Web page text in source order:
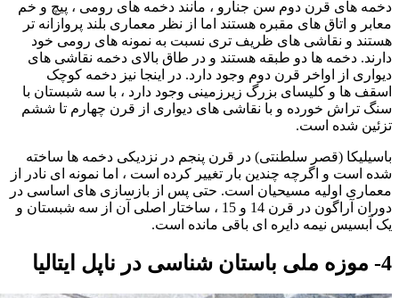
دخمه های قرن دوم سن جنارو ، مانند دخمه های رومی ، پیچ و خم
معابر و اتاق های مقبره هستند اما از نظر معماری بلند پروازانه تر
هستند و نقاشی های ظریف تری نسبت به نمونه های رومی خود
دارند. دخمه ها دو طبقه هستند و در طاق بالای دخمه نقاشی های
دیواری از اواخر قرن دوم وجود دارد. در اینجا نیز دخمه کوچک
اسقف ها و کلیسای بزرگ زیرزمینی وجود دارد ، با سه شبستان با
سنگ تراش خورده و با نقاشی های دیواری از قرن چهارم تا ششم
تزئین شده است.
باسیلیکا (قصر سلطنتی) در قرن پنجم در نزدیکی دخمه ها ساخته
شده است و اگرچه چندین بار تغییر کرده است ، اما نمونه ای نادر از
معماری اولیه مسیحیان است. حتی پس از بازسازی های اساسی در
دوران آراگون در قرن 14 و 15 ، ساختار اصلی آن از سه شبستان و
یک آبسیس نیمه دایره ای باقی مانده است.
4- موزه ملی باستان شناسی در ناپل ایتالیا